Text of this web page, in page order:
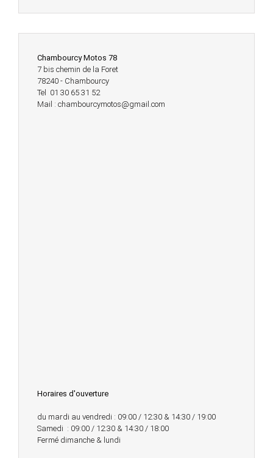
Chambourcy Motos 78
7 bis chemin de la Foret
78240 - Chambourcy
Tel 01 30 65 31 52
Mail : chambourcymotos@gmail.com
Horaires d'ouverture
du mardi au vendredi : 09:00 / 12:30 & 14:30 / 19:00
Samedi : 09:00 / 12:30 & 14:30 / 18:00
Fermé dimanche & lundi